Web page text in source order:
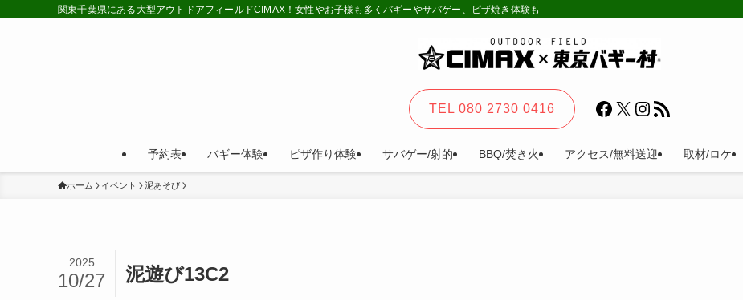
関東千葉県にある大型アウトドアフィールドCIMAX！女性やお子様も多くバギーやサバゲー、ピザ焼き体験も。カーステイ、キャンプ等一日楽しめる!法人
予約表 バギー体験 ピザ作り体験 サバゲー/射的 BBQ/焚き火 アクセス/無料送迎 取材/ロケ
TEL 080 2730 0416 Facebook
X Instagram
RSS フィード
ホーム イベント 泥あそび
泥遊び13C2
2025
10/27